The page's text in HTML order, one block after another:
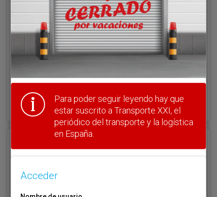
¿Olvidó su clave?
Haga clic aquí para recuperarla.
Registrarse
Para poder seguir leyendo hay que
estar suscrito a Transporte XXI, el
periódico del transporte y la logística
en España.
Acceder